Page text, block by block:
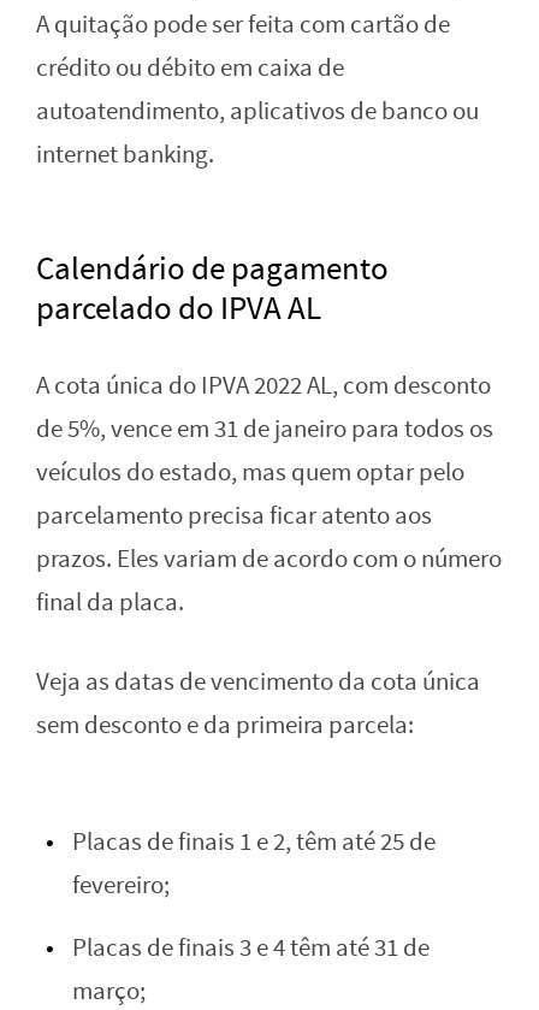
A quitação pode ser feita com cartão de
crédito ou débito em caixa de
autoatendimento, aplicativos de banco ou
internet banking.
Calendário de pagamento
parcelado do IPVA AL
A cota única do IPVA 2022 AL, com desconto
de 5%, vence em 31 de janeiro para todos os
veículos do estado, mas quem optar pelo
parcelamento precisa ficar atento aos
prazos. Eles variam de acordo com o número
final da placa.
Veja as datas de vencimento da cota única
sem desconto e da primeira parcela:
Placas de finais 1 e 2, têm até 25 de
fevereiro;
Placas de finais 3 e 4 têm até 31 de
março;